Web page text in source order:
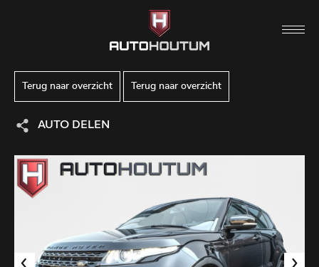
Terug naar overzicht Terug naar overzicht
AUTO DELEN